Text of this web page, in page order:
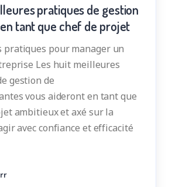
pratiques de gestion
tant que chef de projet
pratiques pour manager un
Les huit meilleures
gestion de
vous aideront en tant que
ambitieux et axé sur la
avec confiance et efficacité